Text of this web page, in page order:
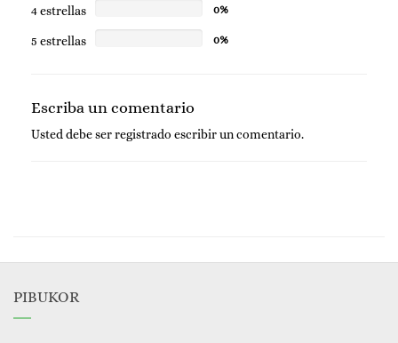
4 estrellas 0%
5 estrellas 0%
Escriba un comentario
Usted debe serregistrado escribir un comentario.
PIBUKOR